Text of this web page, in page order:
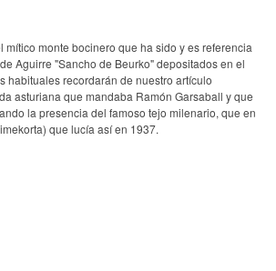
monte bocinero que ha sido y es referencia
Aguirre "Sancho de Beurko" depositados en el
habituales recordarán de nuestro artículo
asturiana que mandaba Ramón Garsaball y que
la presencia del famoso tejo milenario, que en
que lucía así en 1937.